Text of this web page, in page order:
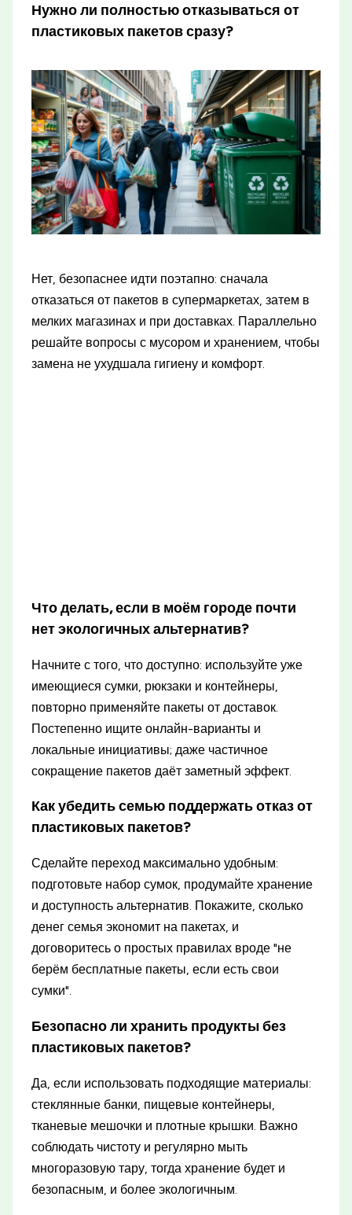
Нужно ли полностью отказываться от
пластиковых пакетов сразу?
Нет, безопаснее идти поэтапно: сначала
отказаться от пакетов в супермаркетах, затем в
мелких магазинах и при доставках. Параллельно
решайте вопросы с мусором и хранением, чтобы
замена не ухудшала гигиену и комфорт.
Что делать, если в моём городе почти
нет экологичных альтернатив?
Начните с того, что доступно: используйте уже
имеющиеся сумки, рюкзаки и контейнеры,
повторно применяйте пакеты от доставок.
Постепенно ищите онлайн-варианты и
локальные инициативы; даже частичное
сокращение пакетов даёт заметный эффект.
Как убедить семью поддержать отказ от
пластиковых пакетов?
Сделайте переход максимально удобным:
подготовьте набор сумок, продумайте хранение
и доступность альтернатив. Покажите, сколько
денег семья экономит на пакетах, и
договоритесь о простых правилах вроде "не
берём бесплатные пакеты, если есть свои
сумки".
Безопасно ли хранить продукты без
пластиковых пакетов?
Да, если использовать подходящие материалы:
стеклянные банки, пищевые контейнеры,
тканевые мешочки и плотные крышки. Важно
соблюдать чистоту и регулярно мыть
многоразовую тару, тогда хранение будет и
безопасным, и более экологичным.